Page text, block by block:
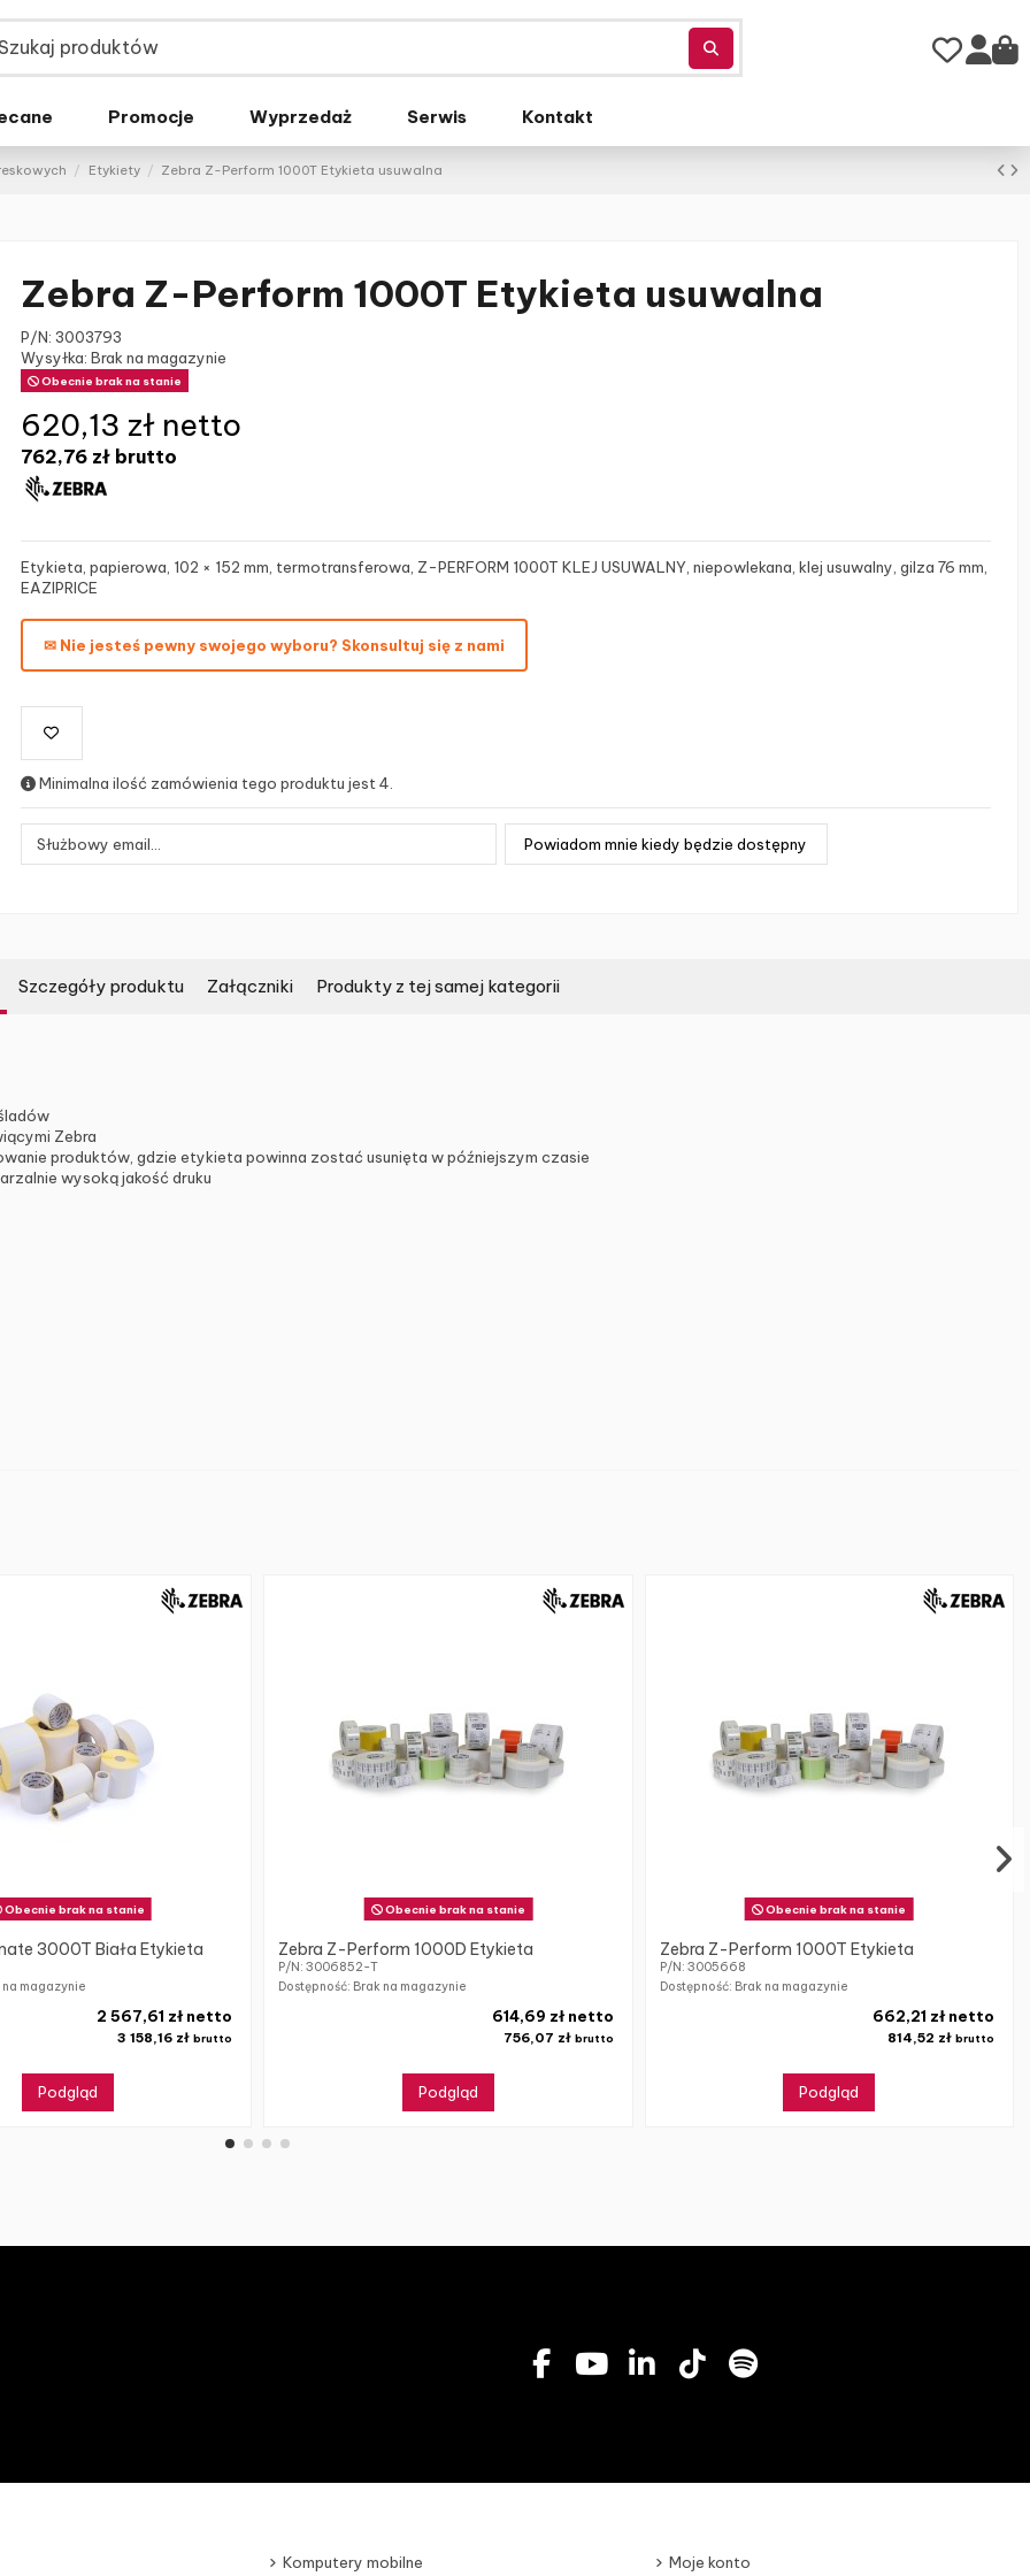
Promocje Wyprzedaż Serwis Kontakt
Etykiety Zebra Z-Perform 1000T Etykieta usuwalna
Zebra Z-Perform 1000T Etykieta usuwalna
P/N: 3003793
Wysyłka: Brak na magazynie
Obecnie brak na stanie
762,76 zł brutto
620,13 zł netto
Etykieta, papierowa, 102 × 152 mm, termotransferowa, Z-PERFORM 1000T KLEJ USUWALNY, niepowlekana, klej usuwalny, gilza 76 mm,
EAZIPRICE
✉ Nie jesteś pewny swojego wyboru? Skonsultuj się z nami
Minimalna ilość zamówienia tego produktu jest 4.
Szczegóły produktu Załączniki Produkty z tej samej kategorii
Zebra
produktów, gdzie etykieta powinna zostać usunięta w późniejszym czasie
wysoką jakość druku
Obecnie brak na stanie
3000T Biała Etykieta
na magazynie
3 158,16 złbrutto
2 567,61 zł netto
Podgląd
Obecnie brak na stanie
Zebra Z-Perform 1000D Etykieta
P/N: 3006852-T
Dostępność: Brak na magazynie
756,07 zł brutto
614,69 zł netto
Podgląd
Obecnie brak na stanie
Zebra Z-Perform 1000T Etykieta
P/N: 3005668
Dostępność: Brak na magazynie
814,52 zł brutto
662,21 zł netto
Podgląd
Komputery mobilne Moje konto